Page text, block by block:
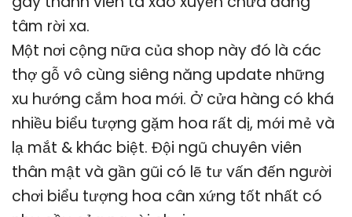
tâm rời xa.
Một nơi cộng nữa của shop này đó là các
thợ gỗ vô cùng siêng năng update những
xu hướng cắm hoa mới. Ở cửa hàng có khá
nhiều biểu tượng gặm hoa rất dị, mới mẻ và
lạ mắt & khác biệt. Đội ngũ chuyên viên
thân mật và gần gũi có lẽ tư vấn đến người
chơi biểu tượng hoa cân xứng tốt nhất có